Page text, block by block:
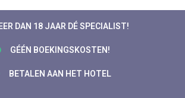
DAN 18 JAAR DÉ SPECIALIST!
GÉÉN BOEKINGSKOSTEN!
BETALEN AAN HET HOTEL